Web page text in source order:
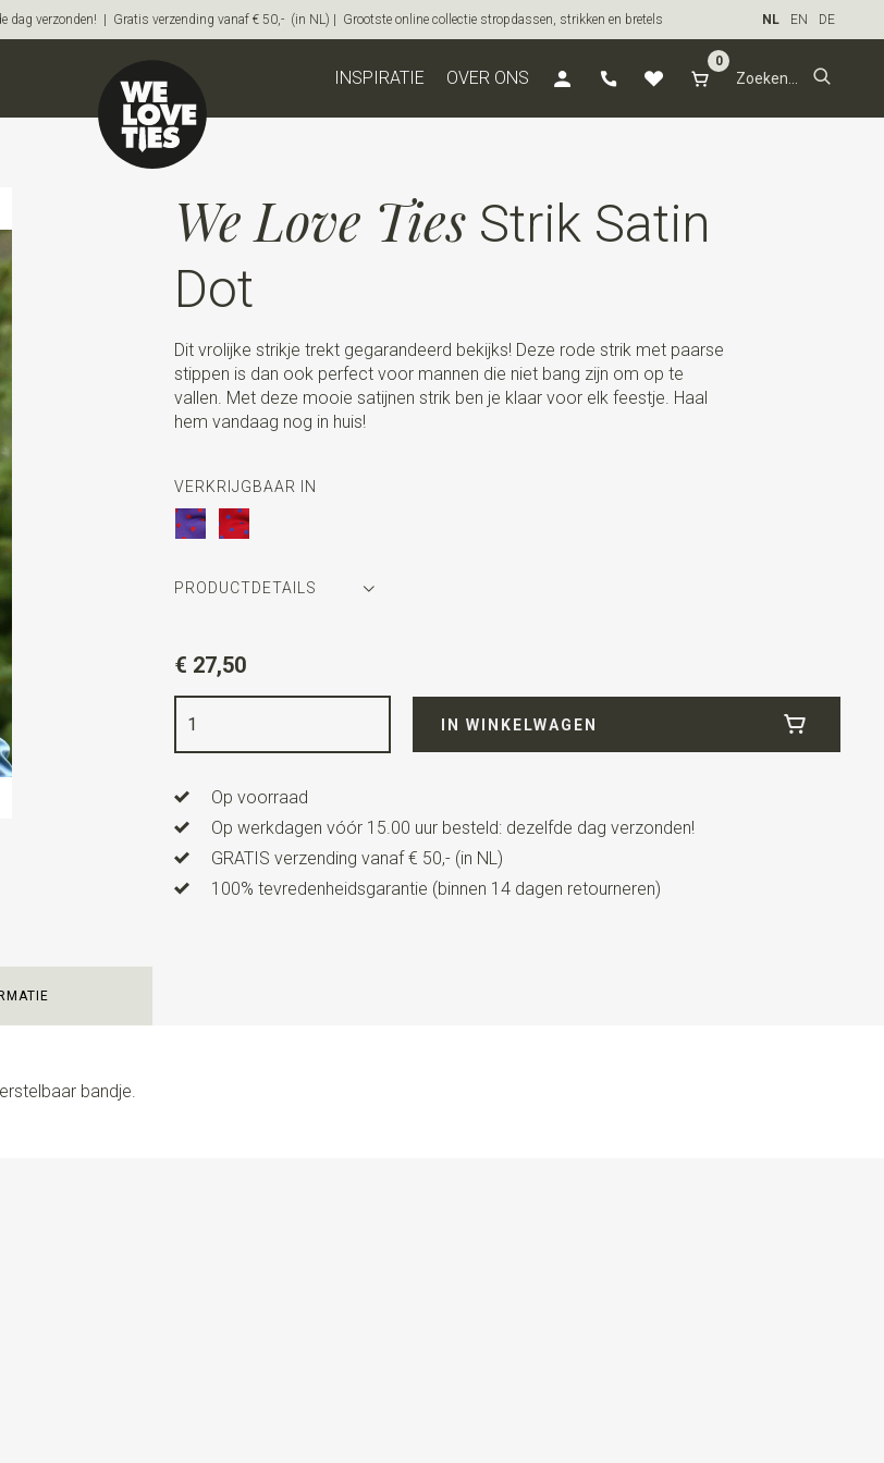
dag verzonden! | Gratis verzending vanaf € 50,- (in NL) | Grootste online collectie stropdassen, strikken en bretels NL EN DE
INSPIRATIE OVER ONS
0
We Love Ties Strik Satin
Dot
Dit vrolijke strikje trekt gegarandeerd bekijks! Deze rode strik met paarse
stippen is dan ook perfect voor mannen die niet bang zijn om op te
vallen. Met deze mooie satijnen strik ben je klaar voor elk feestje. Haal
hem vandaag nog in huis!
VERKRIJGBAAR IN
PRODUCTDETAILS
Kleurrood / paars
Kwaliteit
Lengte 4,5 cm
€ 27,50
IN WINKELWAGEN
Op voorraad
Op werkdagen vóór 15.00 uur besteld: dezelfde dag verzonden!
GRATIS verzending vanaf € 50,- (in NL)
100% tevredenheidsgarantie (binnen 14 dagen retourneren)
bandje.